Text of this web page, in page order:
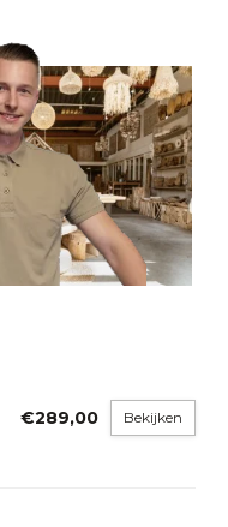
€289,00 Bekijken